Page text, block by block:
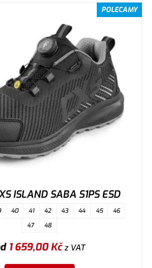
POLECAMY
ISLAND SABA S1PS ESD
40 41 42 43 44 45
46
47
48
1 659,00Kčz VAT